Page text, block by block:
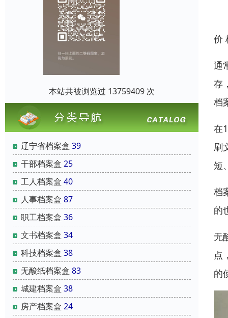
本站共被浏览过 13759409 次
辽宁省档案盒 39
干部档案盒 25
工人档案盒 40
人事档案盒 87
职工档案盒 36
文书档案盒 34
科技档案盒 38
无酸纸档案盒 83
城建档案盒 38
房产档案盒 24
价
通
存
档
在
刷
短
档
的
无
点
的